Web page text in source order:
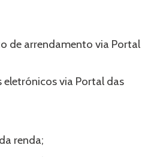
de arrendamento via Portal
eletrónicos via Portal das
renda;